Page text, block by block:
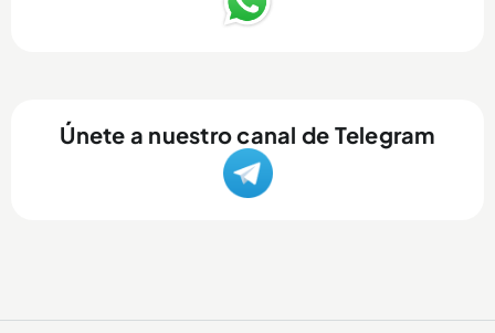
Únete a nuestro canal de Telegram